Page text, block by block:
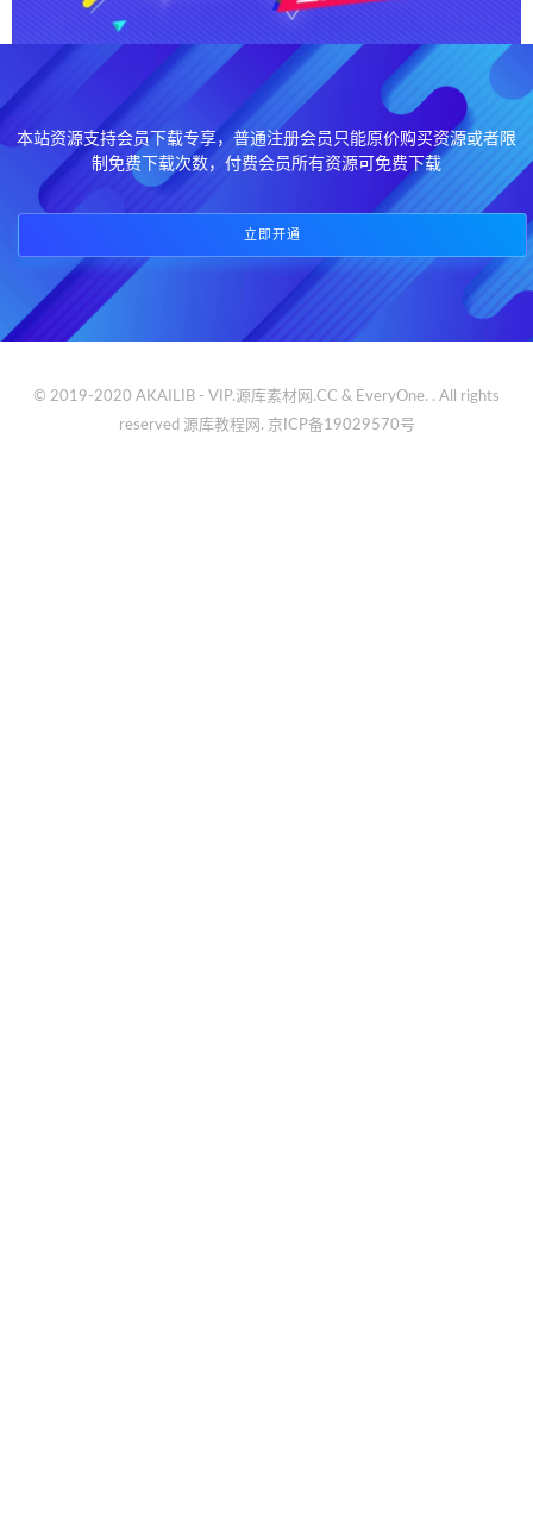
本站资源支持会员下载专享，普通注册会员只能原价购买资源或者限
制免费下载次数，付费会员所有资源可免费下载
立即开通
© 2019-2020 AKAILIB - VIP.源库素材网.CC & EveryOne. . All rights
reserved 源库教程网. 京ICP备19029570号